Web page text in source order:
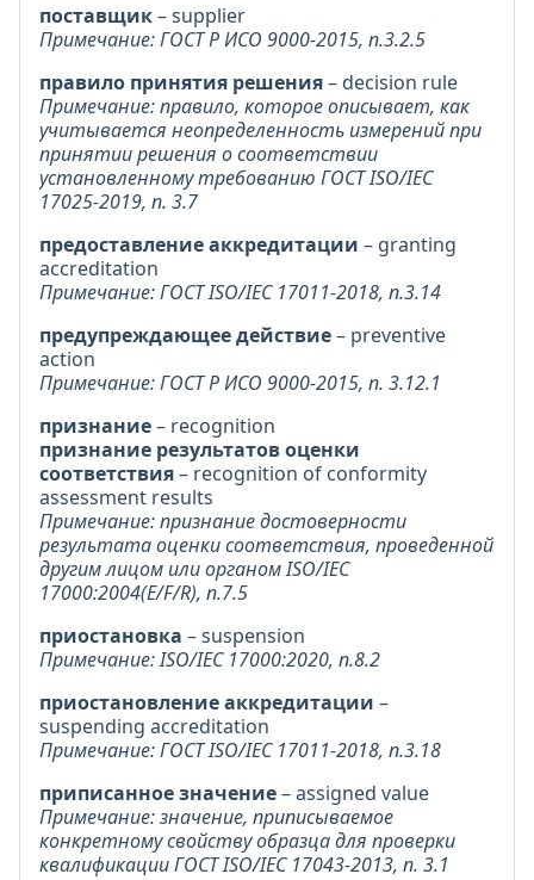
поставщик– supplier
Примечание: ГОСТ Р ИСО 9000-2015, п.3.2.5
правило принятия решения– decision rule
Примечание: правило, которое описывает, как
учитывается неопределенность измерений при
принятии решения о соответствии
установленному требованию ГОСТ ISO/IEC
17025-2019, п. 3.7
предоставление аккредитации – granting
accreditation
Примечание: ГОСТ ISO/IEC 17011-2018, п.3.14
предупреждающее действие– preventive
action
Примечание: ГОСТ Р ИСО 9000-2015, п. 3.12.1
признание– recognition
признание результатов оценки
соответствия– recognition of conformity
assessment results
Примечание: признание достоверности
результата оценки соответствия, проведенной
другим лицом или органом ISO/IEC
17000:2004(E/F/R), п.7.5
приостановка – suspension
Примечание: ISO/IEC 17000:2020, п.8.2
приостановление аккредитации –
suspending accreditation
Примечание: ГОСТ ISO/IEC 17011-2018, п.3.18
приписанное значение– assigned value
Примечание: значение, приписываемое
конкретному свойству образца для проверки
квалификации ГОСТ ISO/IEC 17043-2013, п. 3.1